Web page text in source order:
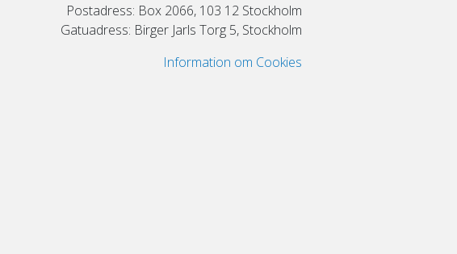
Postadress: Box 2066, 103 12 Stockholm
Gatuadress: Birger Jarls Torg 5, Stockholm
Information om Cookies